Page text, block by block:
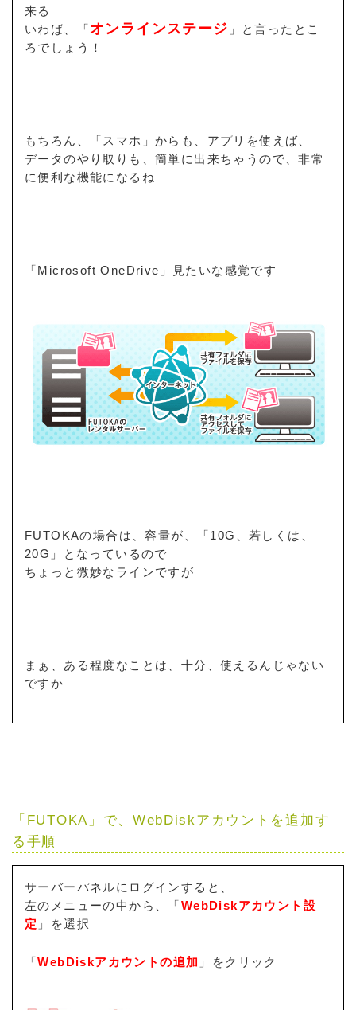
来る
いわば、「オンラインステージ 」と言ったとこ
ろでしょう！
もちろん、「スマホ」からも、アプリを使えば、
データのやり取りも、簡単に出来ちゃうので、非常
に便利な機能になるね
「Microsoft OneDrive」見たいな感覚です
FUTOKAの場合は、容量が、「10G、若しくは、
20G」となっているので
ちょっと微妙なラインですが
まぁ、ある程度なことは、十分、使えるんじゃない
ですか
「FUTOKA」で、WebDiskアカウントを追加す
る手順
サーバーパネルにログインすると、
左のメニューの中から、「WebDiskアカウント設
定 」を選択
「WebDiskアカウントの追加 」をクリック